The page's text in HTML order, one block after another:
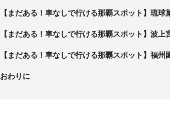
【まだある！車なしで行ける那覇スポット】琉
【まだある！車なしで行ける那覇スポット】波上
【まだある！車なしで行ける那覇スポット】福州
おわりに